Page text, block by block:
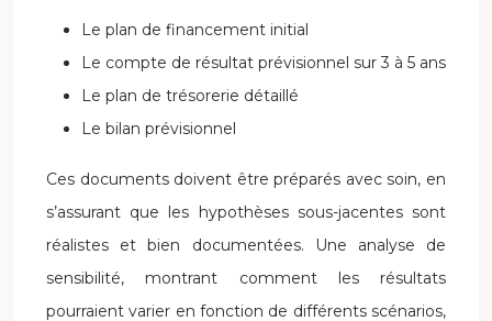
Le plan de financement initial
Le compte de résultat prévisionnel sur 3 à 5 ans
Le plan de trésorerie détaillé
Le bilan prévisionnel
Ces documents doivent être préparés avec soin, en
s’assurant que les hypothèses sous-jacentes sont
réalistes et bien documentées. Une analyse de
sensibilité, montrant comment les résultats
pourraient varier en fonction de différents scénarios,